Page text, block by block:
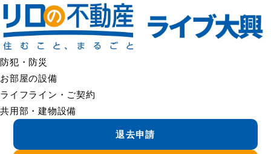
防犯・防災
お部屋の設備
ライフライン・ご契約
共用部・建物設備
退去申請
＜＜ FAQの一覧へ戻る
契約者を変更したい
契約者変更は、単純な名義変更ではなく、再契約・審査が必要
となる場合があります。
契約内容や変更理由（結婚・法人⇔個人・相続等）により手続
きが異なるため、まずは管理会社へご相談ください。
必要書類、審査、費用の有無などをご案内いたします。